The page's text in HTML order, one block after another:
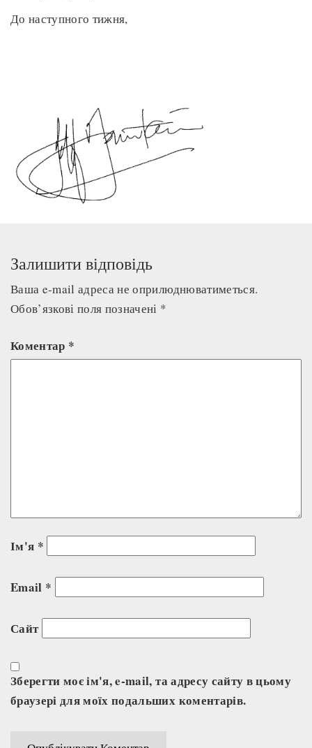
До наступного тижня,
Залишити відповідь
Ваша e-mail адреса не оприлюднюватиметься.
Обов’язкові поля позначені *
Коментар *
Ім'я *
Email *
Сайт
Зберегти моє ім'я, e-mail, та адресу сайту в цьому
браузері для моїх подальших коментарів.